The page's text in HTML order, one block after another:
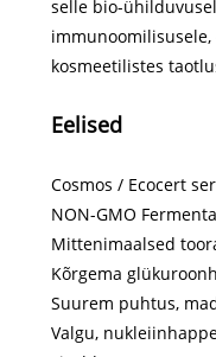
selle bio-
kosmeetilistes
Eelised
Cosmos / Ecocert
NON-GMO
Mittenimaalsed
Kõrgema
Suurem puhtus,
Valgu,